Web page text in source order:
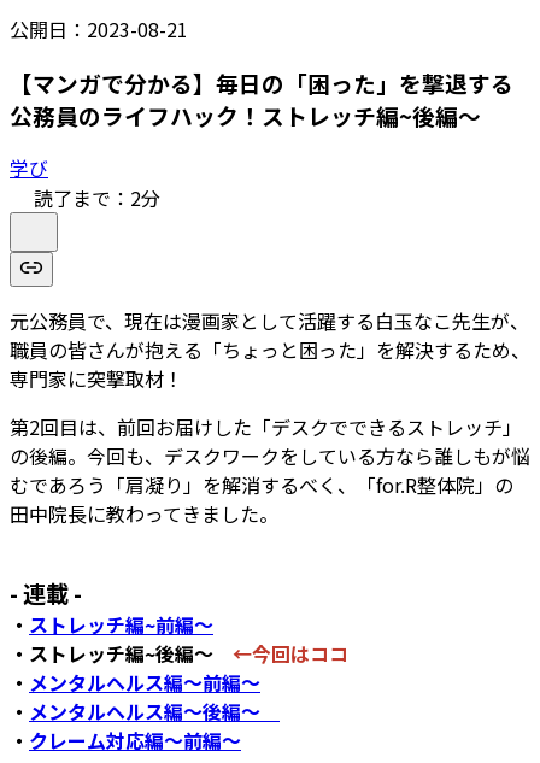
公開日： 2023-08-21
【マンガで分かる】毎日の「困った」を撃退する
公務員のライフハック！ストレッチ編~後編～
学び
読了まで： 2分
元公務員で、現在は漫画家として活躍する白玉なこ先生が、
職員の皆さんが抱える「ちょっと困った」を解決するため、
専門家に突撃取材！
第2回目は、前回お届けした「デスクでできるストレッチ」
の後編。今回も、デスクワークをしている方なら誰しもが悩
むであろう「肩凝り」を解消するべく、「for.R整体院」の
田中院長に教わってきました。
- 連載 -
・ ストレッチ編~前編～
・ストレッチ編~後編～ ←今回はココ
・ メンタルヘルス編～前編～
・ メンタルヘルス編～後編～
・ クレーム対応編～前編～